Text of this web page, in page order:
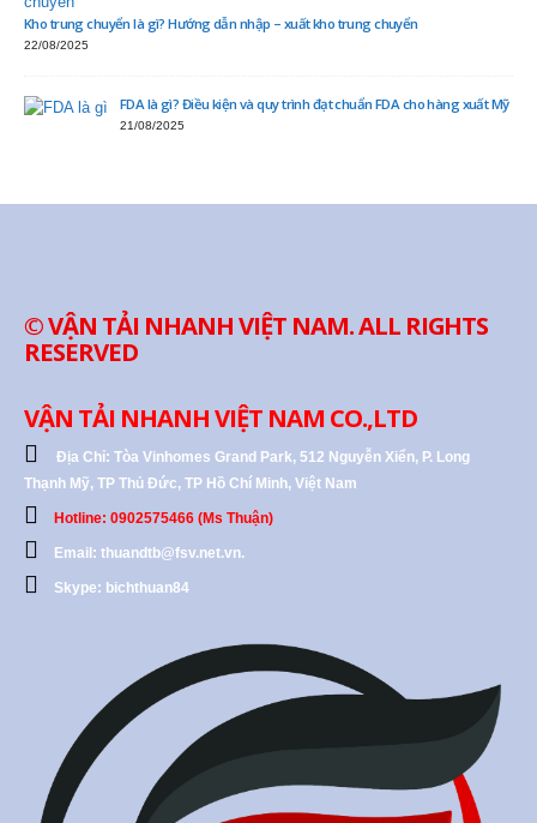
Kho trung chuyển là gì? Hướng dẫn nhập – xuất kho trung chuyển
22/08/2025
FDA là gì? Điều kiện và quy trình đạt chuẩn FDA cho hàng xuất Mỹ
21/08/2025
© VẬN TẢI NHANH VIỆT NAM. ALL RIGHTS
RESERVED
VẬN TẢI NHANH VIỆT NAM CO.,LTD
Địa Chỉ: Tòa Vinhomes Grand Park, 512 Nguyễn Xiển, P. Long
Thạnh Mỹ, TP Thủ Đức, TP Hồ Chí Minh, Việt Nam
Hotline: 0902575466 (Ms Thuận)
Email: thuandtb@fsv.net.vn.
Skype: bichthuan84